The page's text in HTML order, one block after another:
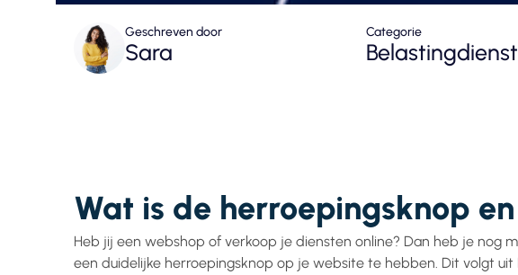
Geschreven door
Sara
Categorie
Belastingdienst
Wat is de herroepingsknop
Heb jij een webshop of verkoop je diensten online? Dan heb je nog
een duidelijke herroepingsknop op je website te hebben. Dit volgt